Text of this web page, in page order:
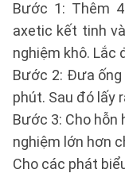
Bước 1: Thêm
axetic kết tinh
nghiệm khô. Lắc
Bước 2: Đưa
phút. Sau đó lấy
Bước 3: Cho hỗn
nghiệm lớn hơn
Cho các phát